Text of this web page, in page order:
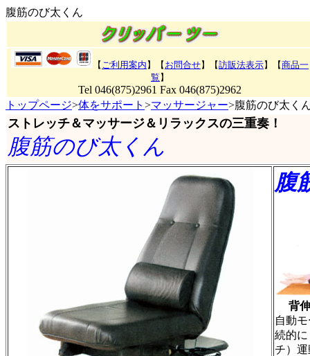
腹筋のび太くん
【 ご利用案内 】【 お問合せ】【訪販法表示】 【商品一
覧 】
Tel 046(875)2961 Fax 046(875)2962
トップページ>体をサポート >マッサージャー>腹筋のび太く
ストレッチ＆マッサージ＆リラックスの三重奏！
腹筋のび太くん
腹
背
自動
続的
チ）